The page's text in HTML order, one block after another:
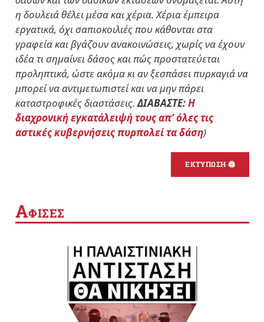
η δουλειά θέλει μέσα και χέρια. Χέρια έμπειρα
εργατικά, όχι σαπιοκοιλιές που κάθονται στα
γραφεία και βγάζουν ανακοινώσεις, χωρίς να έχουν
ιδέα τι σημαίνει δάσος και πώς προστατεύεται
προληπτικά, ώστε ακόμα κι αν ξεσπάσει πυρκαγιά να
μπορεί να αντιμετωπιστεί και να μην πάρει
καταστροφικές διαστάσεις.ΔΙΑΒΑΣΤΕ:Η
διαχρονική εγκατάλειψή τους απ’ όλες τις
αστικές κυβερνήσεις πυρπολεί τα δάση)
ΕΚΤΥΠΩΣΗ 🖨
ΑΦΙΣΕΣ